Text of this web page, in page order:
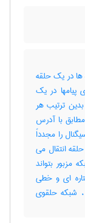
در یک حلقه
در یک
ترتیب هر
با آدرس
را مجدداً
انتقال می
بتواند
ای و خطی
شبکه حلقوی